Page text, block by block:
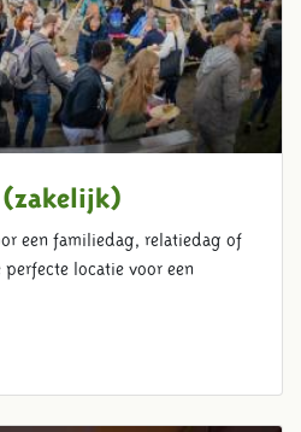
(zakelijk)
een familiedag, relatiedag of
locatie voor een